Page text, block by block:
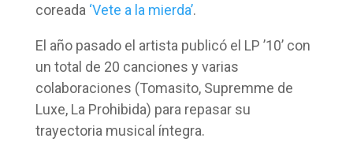
coreada ‘Vete a la mierda’.
El año pasado el artista publicó el LP ’10’ con
un total de 20 canciones y varias
colaboraciones (Tomasito, Supremme de
Luxe, La Prohibida) para repasar su
trayectoria musical íntegra.